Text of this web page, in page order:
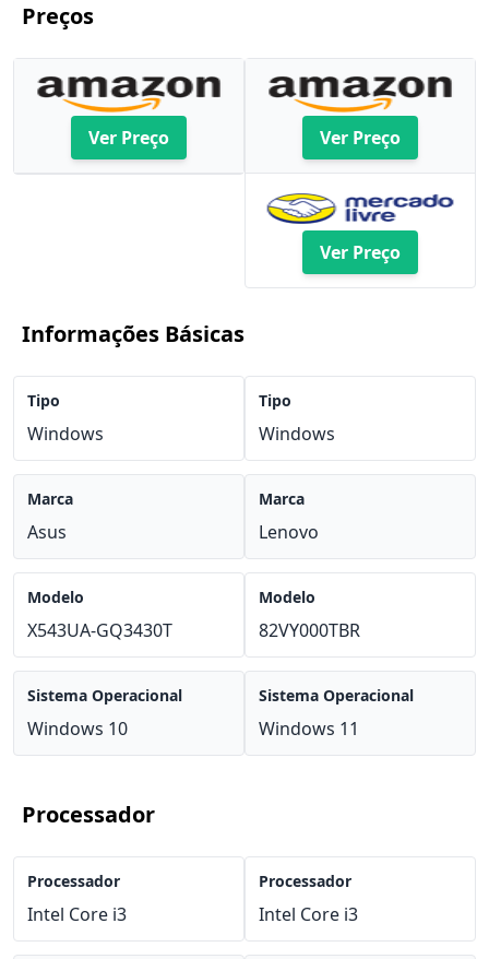
Preços
Ver Preço Ver Preço
Ver Preço
Informações Básicas
Tipo
Windows
Marca
Asus
Modelo
X543UA-GQ3430T
Sistema Operacional
Windows 10
Tipo
Windows
Marca
Lenovo
Modelo
82VY000TBR
Sistema Operacional
Windows 11
Processador
Processador
Intel Core i3
Processador
Intel Core i3